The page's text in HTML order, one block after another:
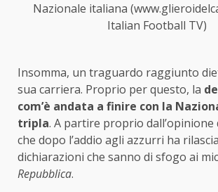
Nazionale italiana
Italian Football TV)
Insomma, un traguardo raggiunto
sua carriera. Proprio per questo, la
com’è andata a finire con la
tripla. A partire proprio dall’opinione
che dopo l’addio agli azzurri ha
dichiarazioni che sanno di sfogo ai
Repubblica.